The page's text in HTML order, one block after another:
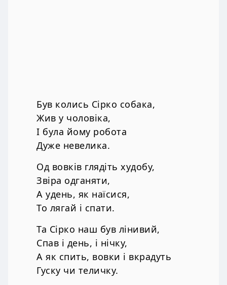
Був колись Сірко собака,
Жив у чоловіка,
І була йому робота
Дуже невелика.
Од вовків глядіть худобу,
Звіра одганяти,
А удень, як наїсися,
То лягай і спати.
Та Сірко наш був лінивий,
Спав і день, і нічку,
А як спить, вовки і вкрадуть
Гуску чи теличку.